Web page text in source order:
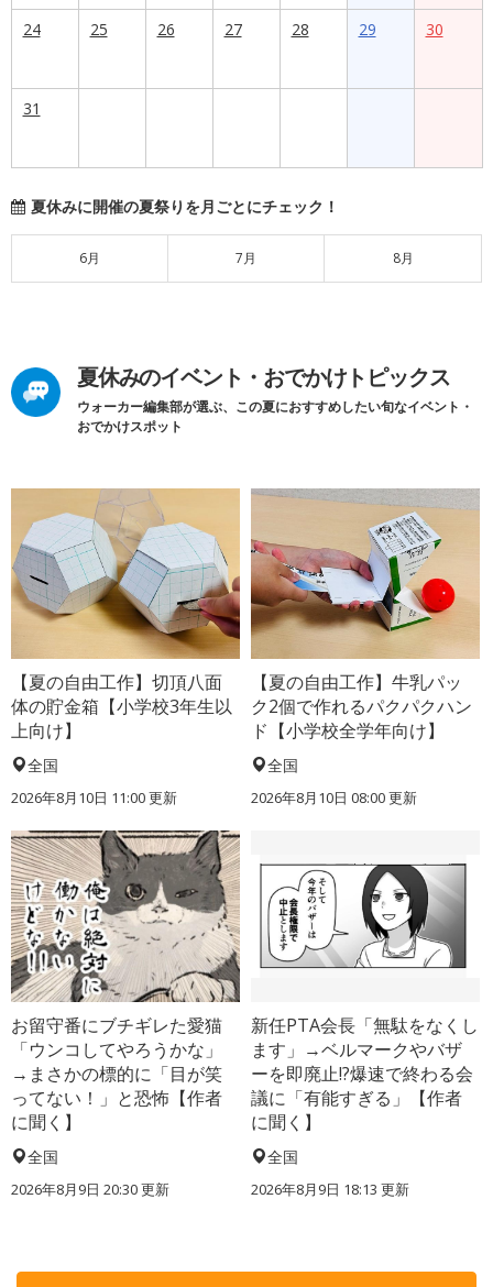
24 25 26 27 28 29 30
31
夏休みに開催の夏祭りを月ごとにチェック！
6月 7月 8月
夏休みのイベント・おでかけトピックス
ウォーカー編集部が選ぶ、この夏におすすめしたい旬なイベント・
おでかけスポット
【夏の自由工作】切頂八面
体の貯金箱【小学校3年生以
上向け】
全国
2026年8月10日 11:00更新
【夏の自由工作】牛乳パッ
ク2個で作れるパクパクハン
ド【小学校全学年向け】
全国
2026年8月10日 08:00更新
お留守番にブチギレた愛猫
「ウンコしてやろうかな」
→まさかの標的に「目が笑
ってない！」と恐怖【作者
に聞く】
全国
2026年8月9日 20:30更新
新任PTA会長「無駄をなくし
ます」→ベルマークやバザ
ーを即廃止!?爆速で終わる会
議に「有能すぎる」【作者
に聞く】
全国
2026年8月9日 18:13 更新